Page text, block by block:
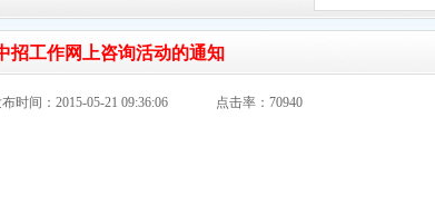
招工作网上咨询活动的通知
时间：2015-05-21 09:36:06 点击率：70940